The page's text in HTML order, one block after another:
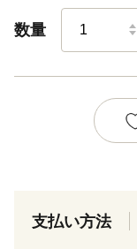
数量
支払い方法